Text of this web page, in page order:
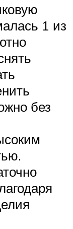
1 из
без